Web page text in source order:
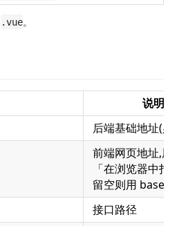
.vue。
说明
后端基础地址(必填)
前端网页地址,用于
「在浏览器中打开」,
留空则用 baseURL
接口路径